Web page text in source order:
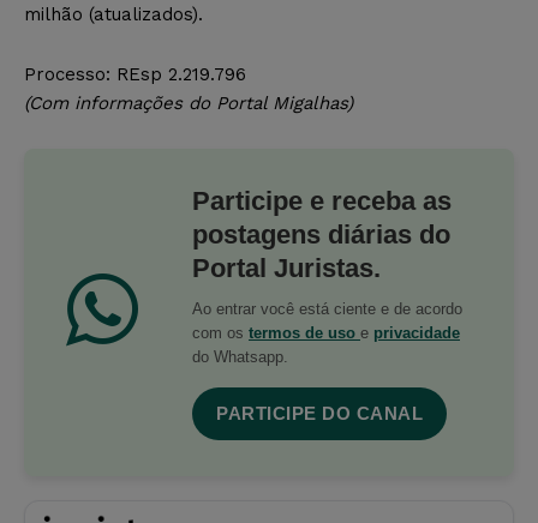
milhão (atualizados).
Processo: REsp 2.219.796
(Com informações do Portal Migalhas)
Participe e receba as
postagens diárias do
Portal Juristas.
Ao entrar você está ciente e de acordo
com os termos de uso e privacidade
do Whatsapp.
PARTICIPE DO CANAL